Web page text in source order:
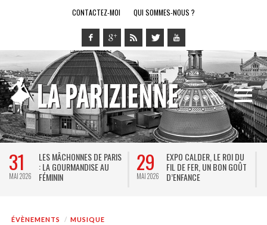
CONTACTEZ-MOI QUI SOMMES-NOUS ?
31
MAI 2026
LES MÂCHONNES DE PARIS
: LA GOURMANDISE AU
FÉMININ
29
MAI 2026
EXPO CALDER, LE ROI DU
FIL DE FER, UN BON GOÛT
D’ENFANCE
ÉVÈNEMENTS MUSIQUE